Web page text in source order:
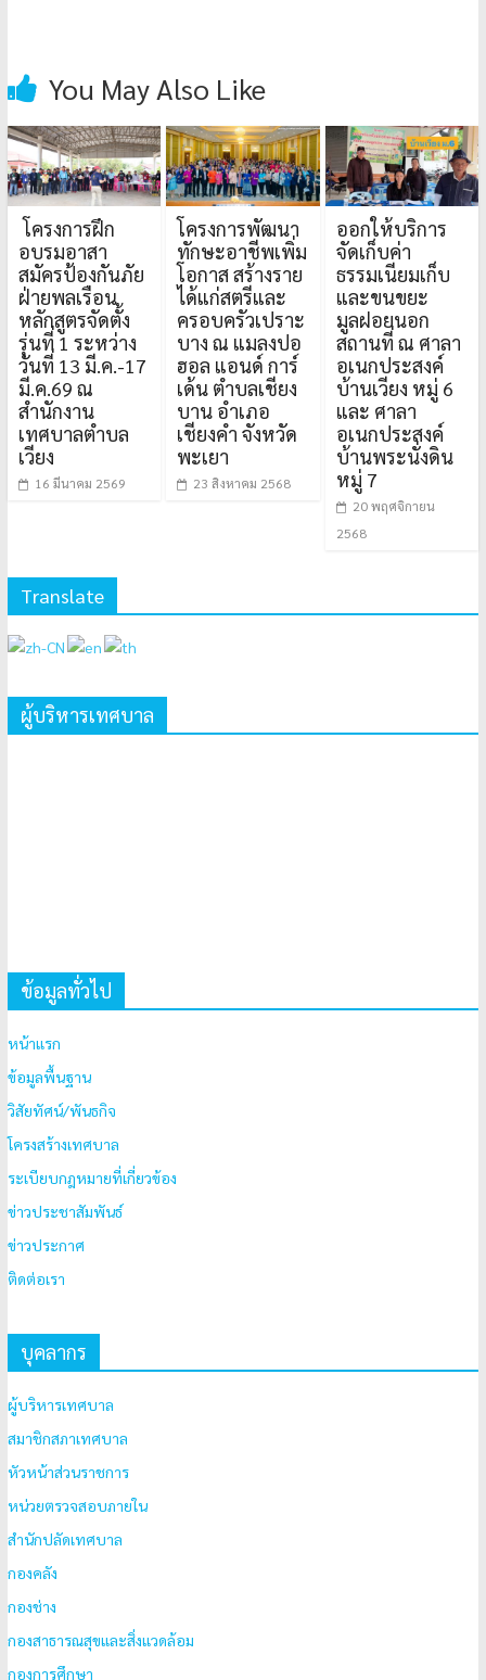
You May Also Like
โครงการฝึก
อบรมอาสา
สมัครป้องกันภัย
ฝ่ายพลเรือน
หลักสูตรจัดตั้ง
รุ่นที่ 1 ระหว่าง
วันที่ 13 มี.ค.-17
มี.ค.69 ณ
สำนักงาน
เทศบาลตำบล
เวียง
16 มีนาคม 2569
โครงการพัฒนา
ทักษะอาชีพเพิ่ม
โอกาส สร้างราย
ได้แก่สตรีและ
ครอบครัวเปราะ
บาง ณ แมลงปอ
ฮอล แอนด์ การ์
เด้น ตำบลเชียง
บาน อำเภอ
เชียงคำ จังหวัด
พะเยา
23 สิงหาคม 2568
ออกให้บริการ
จัดเก็บค่า
ธรรมเนียมเก็บ
และขนขยะ
มูลฝอยนอก
สถานที่ ณ ศาลา
อเนกประสงค์
บ้านเวียง หมู่ 6
และ ศาลา
อเนกประสงค์
บ้านพระนั่งดิน
หมู่ 7
20 พฤศจิกายน
2568
Translate
ผู้บริหารเทศบาล
ข้อมูลทั่วไป
หน้าแรก
ข้อมูลพื้นฐาน
วิสัยทัศน์/พันธกิจ
โครงสร้างเทศบาล
ระเบียบกฎหมายที่เกี่ยวข้อง
ข่าวประชาสัมพันธ์
ข่าวประกาศ
ติดต่อเรา
บุคลากร
ผู้บริหารเทศบาล
สมาชิกสภาเทศบาล
หัวหน้าส่วนราชการ
หน่วยตรวจสอบภายใน
สำนักปลัดเทศบาล
กองคลัง
กองช่าง
กองสาธารณสุขและสิ่งแวดล้อม
กองการศึกษา